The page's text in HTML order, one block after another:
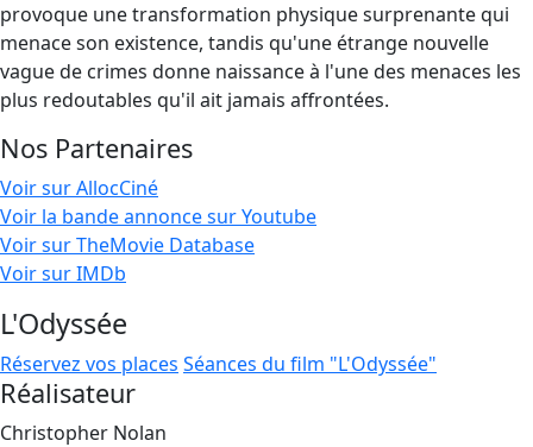
provoque une transformation physique surprenante qui
menace son existence, tandis qu'une étrange nouvelle
vague de crimes donne naissance à l'une des menaces les
plus redoutables qu'il ait jamais affrontées.
Nos Partenaires
Voir sur AllocCiné
Voir la bande annonce sur Youtube
Voir sur TheMovie Database
Voir sur IMDb
L'Odyssée
Réservez vos places Séances du film "L'Odyssée"
Réalisateur
Christopher Nolan